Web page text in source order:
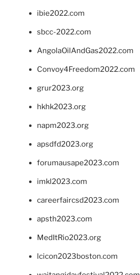
ibie2022.com
sbcc-2022.com
AngolaOilAndGas2022.com
Convoy4Freedom2022.com
grur2023.org
hkhk2023.org
napm2023.org
apsdfd2023.org
forumausape2023.com
imkl2023.com
careerfaircsd2023.com
apsth2023.com
MedItRio2023.org
lcicon2023boston.com